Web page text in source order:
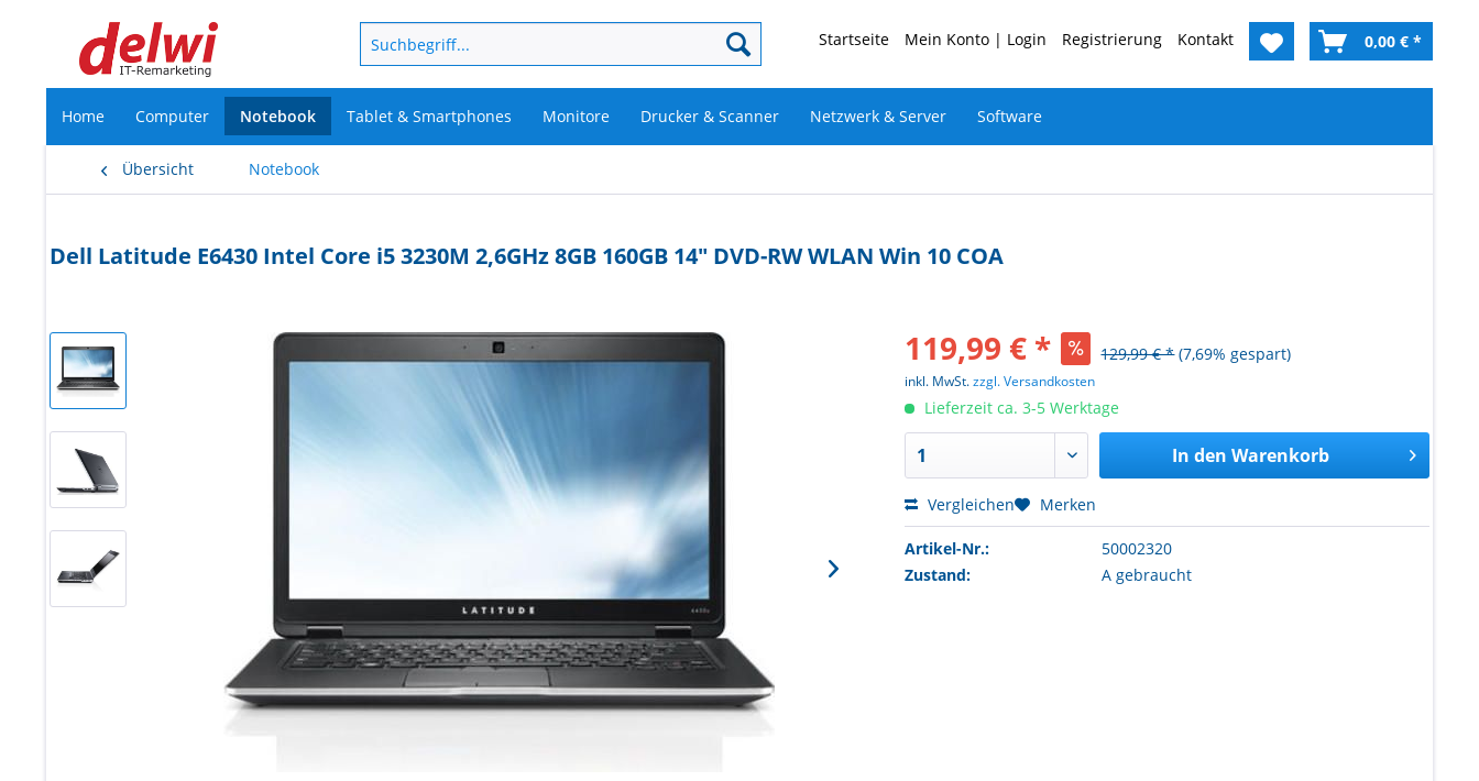
Startseite Mein Konto | Login Registrierung Kontakt 0,00 € *
Home Computer Notebook Tablet & Smartphones Monitore Drucker & Scanner Netzwerk & Server Software
Übersicht Notebook
Dell Latitude E6430 Intel Core i5 3230M 2,6GHz 8GB 160GB 14" DVD-RW WLAN Win 10 COA
119,99 € * 129,99 € * (7,69% gespart)
inkl. MwSt.zzgl. Versandkosten
Lieferzeit ca. 3-5 Werktage
In den Warenkorb
Vergleichen Merken
Artikel-Nr.:
50002320
Zustand:
A gebraucht